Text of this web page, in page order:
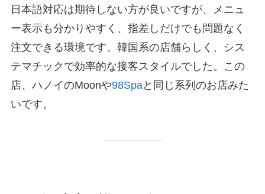
日本語対応は期待しない方が良いですが、メニュ
ー表示も分かりやすく、指差しだけでも問題なく
注文できる環境です。韓国系の店舗らしく、シス
テマチックで効率的な接客スタイルでした。この
店、ハノイのMoonや98Spaと同じ系列のお店みた
いです。